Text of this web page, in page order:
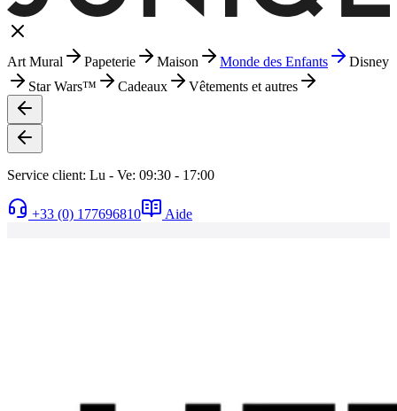
Art Mural Papeterie Maison Monde des Enfants
Disney
Star Wars™
Cadeaux Vêtements et autres
Service client: Lu - Ve: 09:30 - 17:00
+33 (0) 177696810 Aide